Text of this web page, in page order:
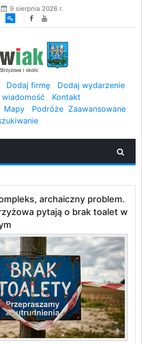
9 sierpnia 2026 r.
Dodaj firmę
Dodaj wydarzenie
wiadomość
Kontakt
Mapy Podróże Zaawansowane
archaiczny problem.
pytają o brak toalet w